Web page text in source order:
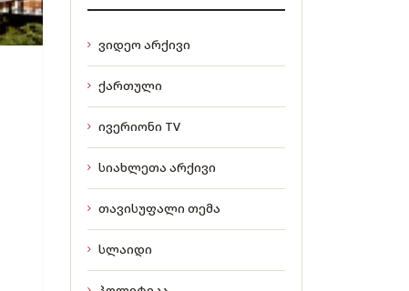
ვიდეო არქივი
ქართული
ივერიონი TV
სიახლეთა არქივი
თავისუფალი თემა
სლაიდი